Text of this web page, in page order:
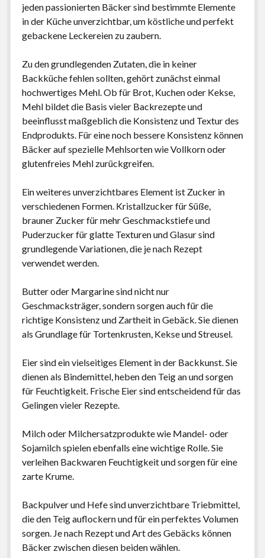
jeden passionierten Bäcker sind bestimmte Elemente
in der Küche unverzichtbar, um köstliche und perfekt
gebackene Leckereien zu zaubern.
Zu den grundlegenden Zutaten, die in keiner
Backküche fehlen sollten, gehört zunächst einmal
hochwertiges Mehl. Ob für Brot, Kuchen oder Kekse,
Mehl bildet die Basis vieler Backrezepte und
beeinflusst maßgeblich die Konsistenz und Textur des
Endprodukts. Für eine noch bessere Konsistenz können
Bäcker auf spezielle Mehlsorten wie Vollkorn oder
glutenfreies Mehl zurückgreifen.
Ein weiteres unverzichtbares Element ist Zucker in
verschiedenen Formen. Kristallzucker für Süße,
brauner Zucker für mehr Geschmackstiefe und
Puderzucker für glatte Texturen und Glasur sind
grundlegende Variationen, die je nach Rezept
verwendet werden.
Butter oder Margarine sind nicht nur
Geschmacksträger, sondern sorgen auch für die
richtige Konsistenz und Zartheit in Gebäck. Sie dienen
als Grundlage für Tortenkrusten, Kekse und Streusel.
Eier sind ein vielseitiges Element in der Backkunst. Sie
dienen als Bindemittel, heben den Teig an und sorgen
für Feuchtigkeit. Frische Eier sind entscheidend für das
Gelingen vieler Rezepte.
Milch oder Milchersatzprodukte wie Mandel- oder
Sojamilch spielen ebenfalls eine wichtige Rolle. Sie
verleihen Backwaren Feuchtigkeit und sorgen für eine
zarte Krume.
Backpulver und Hefe sind unverzichtbare Triebmittel,
die den Teig auflockern und für ein perfektes Volumen
sorgen. Je nach Rezept und Art des Gebäcks können
Bäcker zwischen diesen beiden wählen.